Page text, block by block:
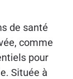
de santé
comme
pour
Située à